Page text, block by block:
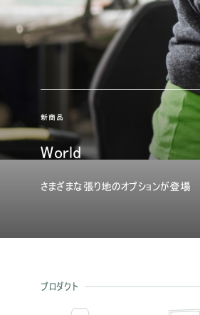
新商品
World
さまざまな張り地のオプションが登場
プロダクト